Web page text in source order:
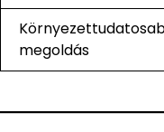
megoldás